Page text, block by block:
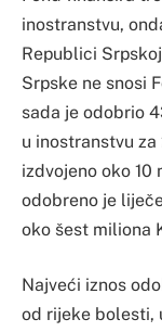
inostranstvu,
Republici
Srpske ne snosi
sada je odobrio
u inostranstvu
izdvojeno oko 10
odobreno je
oko šest miliona
Najveći iznos
od rijeke bolesti,